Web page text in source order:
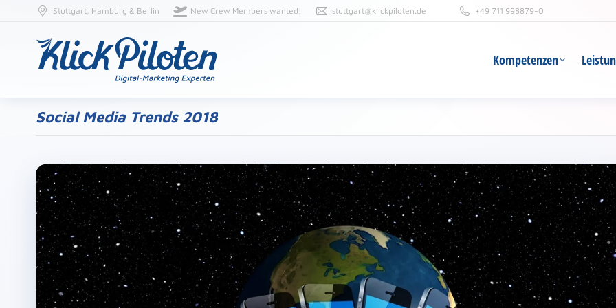
Stuttgart, Hamburg & Berlin New Crew Members wanted! stuttgart@klickpiloten.de +49 711 998879-0
Kompetenzen
Social Media Trends 2018